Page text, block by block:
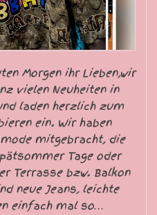
Morgen ihr Lieben,wir
vielen Neuheiten in
laden herzlich zum
ein. Wir haben
mitgebracht, die
Tage oder
Terrasse bzw. Balkon
neue Jeans, leichte
einfach mal so…